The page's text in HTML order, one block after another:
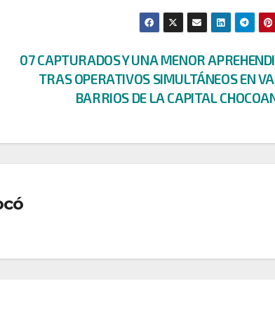
07 CAPTURADOS Y UNA MENOR
TRAS OPERATIVOS SIMULTÁNEOS EN
BARRIOS DE LA CAPITAL